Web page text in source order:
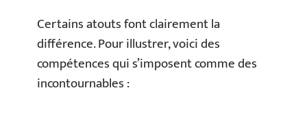
Certains atouts font clairement la
différence. Pour illustrer, voici des
compétences qui s’imposent comme des
incontournables :